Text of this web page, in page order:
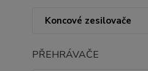
Koncové zesilovače
PŘEHRÁVAČE